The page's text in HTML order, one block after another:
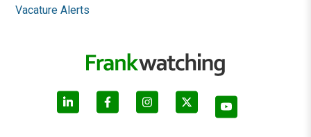
Vacature Alerts